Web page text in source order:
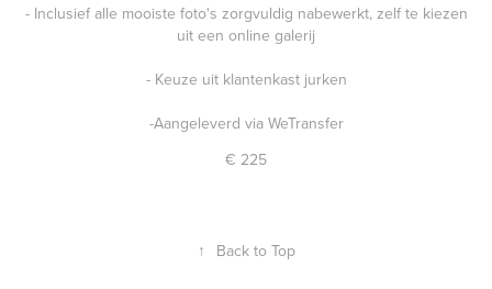
- Inclusief alle mooiste foto's zorgvuldig nabewerkt, zelf te kiezen
uit een online galerij
- Keuze uit klantenkast jurken
-Aangeleverd via WeTransfer
€ 225
↑ Back to Top